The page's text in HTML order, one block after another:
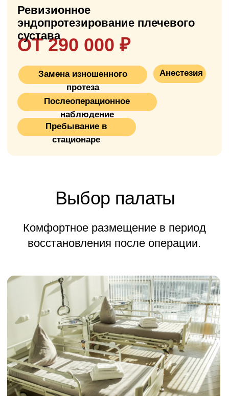
протез, который восстанавливает
нормальное движение и функцию руки.
Протез состоит из металлической ножки
(обычно титановой), которая вставляется в
протеза (металл, керамика или их
сочетание), которая входит в контакт с
впадиной лопатки или специальной
керамической/пластиковой чашкой при
тотальном протезировании.
Это менее распространённая операция,
чем замена коленного или тазобедренного
клиники и хирурга результаты отличные:
Виды
эндопротезирования
плечевого сустава
Полная замена обоих компонентов: головки
плечевой кости и впадины лопатки. Это более
физиологично, так как воспроизводит
естественный шаровидный сустав.
Тотальное
эндопротезирование
плечевого сустава